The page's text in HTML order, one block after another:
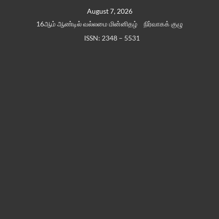
August 7, 2026
16ஆம் ஆண்டில் வல்லமை மின்னிதழ்
நிர்வாகக் குழு
ISSN: 2348 – 5531